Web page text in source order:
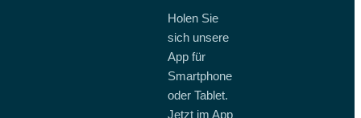
Holen Sie
sich unsere
App für
Smartphone
oder Tablet.
Jetzt im App